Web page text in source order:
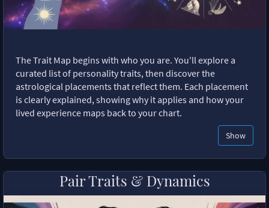
The Trait Map begins with who you are. You'll explore a
curated list of personality traits, then discover the
astrological placements that reflect them. Each placement
is clearly explained, showing why it applies and how your
lived experience maps back to your chart.
Show
Pair Traits & Dynamics